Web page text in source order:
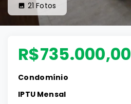
21 Fotos
R$735.000,00
Condomínio
IPTU Mensal